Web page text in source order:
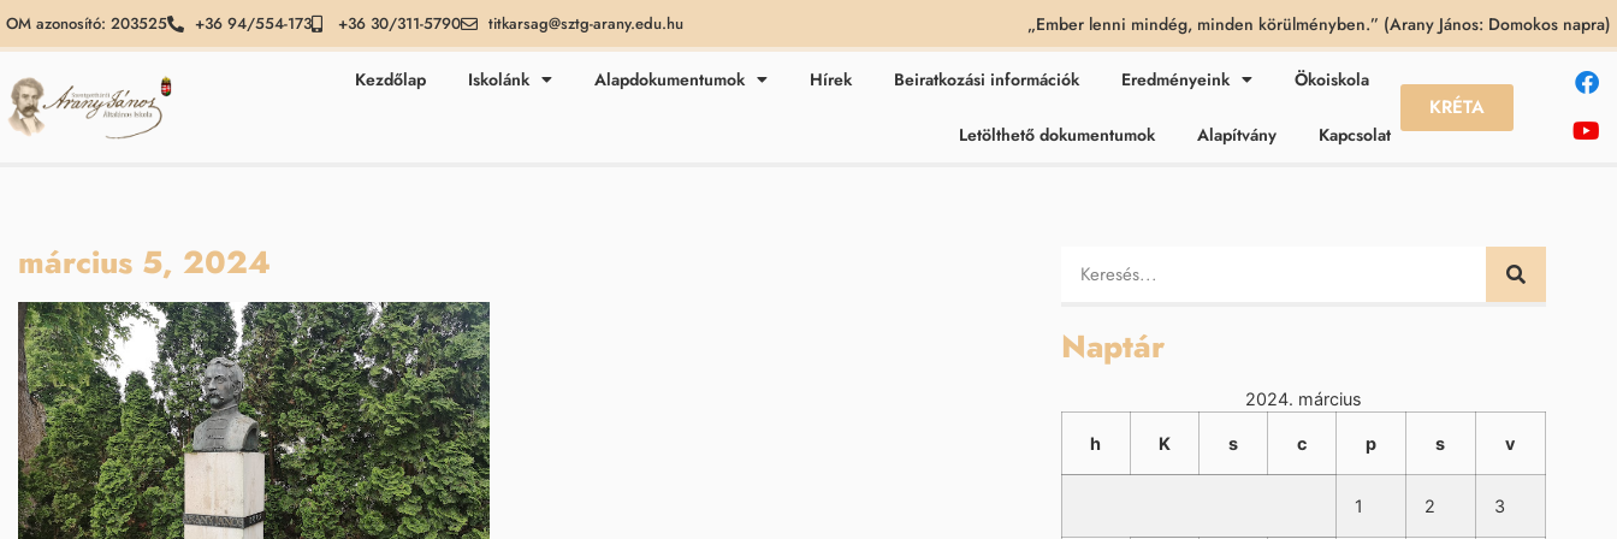
OM azonosító: 203525 +36 94/554-173 +36 30/311-5790 titkarsag@sztg-arany.edu.hu „Ember lenni mindég, minden körülményben.” (Arany János: Domokos napra)
Kezdőlap Iskolánk Alapdokumentumok Hírek Beiratkozási információk Eredményeink Ökoiskola
Letölthető dokumentumok Alapítvány Kapcsolat
KRÉTA
március 5, 2024
Naptár
2024. március
h K s c p s v
1 2 3